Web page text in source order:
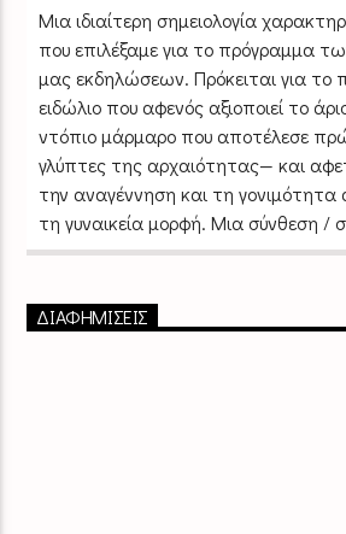
Μια ιδιαίτερη σημειολογία
που επιλέξαμε για το πρόγραμμα
μας εκδηλώσεων. Πρόκειται για το
ειδώλιο που αφενός αξιοποιεί το
ντόπιο μάρμαρο που αποτέλεσε
γλύπτες της αρχαιότητας— και
την αναγέννηση και τη
τη γυναικεία μορφή. Μια σύνθεση /
ΔΙΑΦΗΜΙΣΕΙΣ